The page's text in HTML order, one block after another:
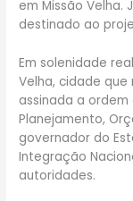
em Missão Velha.
destinado ao
Em solenidade
Velha, cidade
assinada a
Planejamento,
governador do
Integração
autoridades.